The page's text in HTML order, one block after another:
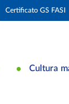
Certificato GS FASI
Cultura